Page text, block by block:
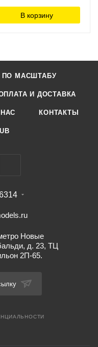
В корзину
ПО МАСШТАБУ
И ДОСТАВКА
КОНТАКТЫ
Новые
д. 23, ТЦ
2П-65.